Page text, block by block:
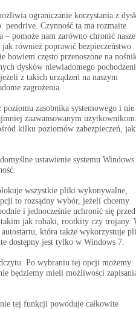
ograniczanie korzystania z
pendrive. Czynność ta ma rozmaite
– pomoże nam zarówno chronić nasze
również poprawić bezpieczeństwo
bowiem często przenoszone na
dysków niewiadomego
z takich urządzeń na naszym
zagrożenia.
zasobnika systemowego i nie
zaawansowanym
kilku poziomów zabezpieczeń,
ustawienie systemu Windows.
wszystkie pliki wykonywalne,
to rozsądny wybór, jeżeli chcemy
i jednocześnie uchronić się przed
jak robaki, rootkity czy trojany.
która także wykorzystuje
dostępny jest tylko w Windows 7.
Po wybraniu tej opcji możemy
będziemy mieli możliwości
tej funkcji powoduje całkowite